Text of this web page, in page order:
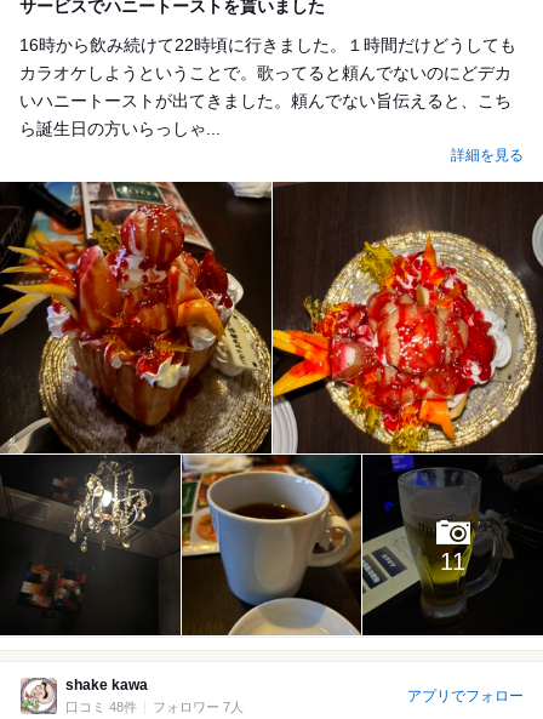
サービスでハニートーストを貰いました
16時から飲み続けて22時頃に行きました。１時間だけどうしても
カラオケしようということで。歌ってると頼んでないのにどデカ
いハニートーストが出てきました。頼んでない旨伝えると、こち
ら誕生日の方いらっしゃ...
詳細を見る
11
shake kawa
口コミ 48件 フォロワー 7人
アプリでフォロー